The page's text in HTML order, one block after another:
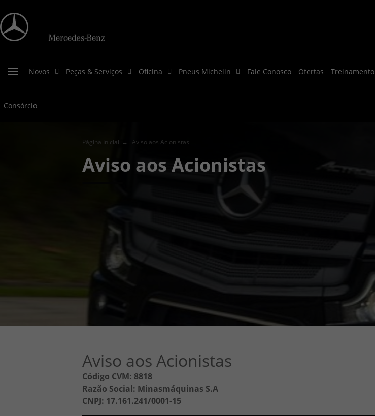
Novos Peças & Serviços Oficina Pneus Michelin Fale Conosco Ofertas Treinamento
Consórcio
Página Inicial Aviso aos Acionistas
Aviso aos Acionistas
Aviso aos Acionistas
Código CVM: 8818
Razão Social: Minasmáquinas S.A
CNPJ: 17.161.241/0001-15